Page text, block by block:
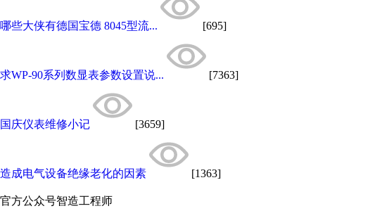
哪些大侠有德国宝德 8045型流... [695]
求WP-90系列数显表参数设置说... [7363]
国庆仪表维修小记 [3659]
造成电气设备绝缘老化的因素 [1363]
官方公众号智造工程师